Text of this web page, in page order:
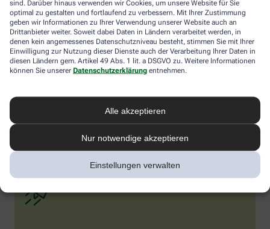
sind. Darüber hinaus verwenden wir Cookies, um unsere Website für Sie
optimal zu gestalten und fortlaufend zu verbessern. Mit Ihrer Zustimmung
geben wir Informationen zu Ihrer Verwendung unserer Website auch an
Drittanbieter weiter. Soweit dabei Daten in Ländern verarbeitet werden, in
denen kein angemessenes Datenschutzniveau besteht, stimmen Sie mit Ihrer
Einwilligung zur Nutzung dieser Dienste auch der Verarbeitung Ihrer Daten in
diesen Ländern gem. Artikel 49 Abs. 1 lit. a DSGVO zu. Weitere Informationen
können Sie unserer Datenschutzerklärung entnehmen.
Alle akzeptieren
Nur notwendige akzeptieren
Einstellungen verwalten
Tabletten, Tropfen oder Tee erhältlich. Die wirksamste Form ist
das standardisierte Trockenextrakt, optimal dosiert mit etwa 20
mg pro Tag. Wichtig: Man sollte Geduld haben und das Präparat
mindestens über drei Menstruationszyklen einnehmen, bis sich
die positiven Effekte entfalten können. Mönchspfeffer ist in der
Regel gut verträglich. Dennoch sollten Sie die Anwendung ärztlich
besprechen, besonders bei gleichzeitiger Einnahme von
beispielsweise bei psychischen Erkrankungen. Ebenso sollte
Mönchspfeffer nicht in Schwangerschaft oder Stillzeit
eingenommen werden, da er u.a. die Milchproduktion stören